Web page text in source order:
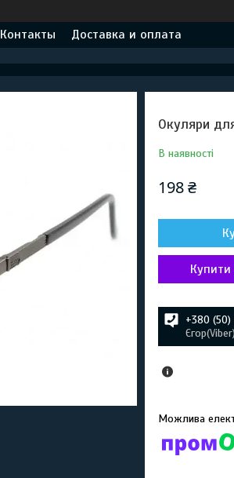
Контакты Доставка и оплата
Окуляри
В наявності
198 ₴
Купити
+380